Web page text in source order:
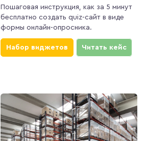
Пошаговая инструкция, как за 5 минут
бесплатно создать quiz-сайт в виде
формы онлайн-опросника.
Набор виджетов Читать кейс